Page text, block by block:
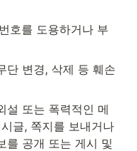
호를 도용하거나 부
단 변경, 삭제 등 훼손
설 또는 폭력적인 메
글, 쪽지를 보내거나
를 공개 또는 게시 및